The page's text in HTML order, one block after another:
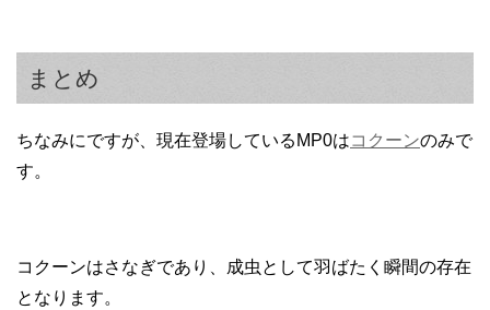
まとめ
ちなみにですが、現在登場しているMP0はコクーンのみで
す。
コクーンはさなぎであり、成虫として羽ばたく瞬間の存在
となります。